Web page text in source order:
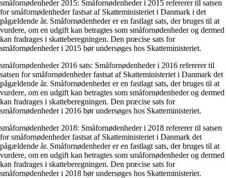
småfornødenheder 2015: Småfornødenheder i 2015 refererer til satsen
for småfornødenheder fastsat af Skatteministeriet i Danmark i det
pågældende år. Småfornødenheder er en fastlagt sats, der bruges til at
vurdere, om en udgift kan betragtes som småfornødenheder og dermed
kan fradrages i skatteberegningen. Den præcise sats for
småfornødenheder i 2015 bør undersøges hos Skatteministeriet.
småfornødenheder 2016 sats: Småfornødenheder i 2016 refererer til
satsen for småfornødenheder fastsat af Skatteministeriet i Danmark det
pågældende år. Småfornødenheder er en fastlagt sats, der bruges til at
vurdere, om en udgift kan betragtes som småfornødenheder og dermed
kan fradrages i skatteberegningen. Den præcise sats for
småfornødenheder i 2016 bør undersøges hos Skatteministeriet.
småfornødenheder 2018: Småfornødenheder i 2018 refererer til satsen
for småfornødenheder fastsat af Skatteministeriet i Danmark det
pågældende år. Småfornødenheder er en fastlagt sats, der bruges til at
vurdere, om en udgift kan betragtes som småfornødenheder og dermed
kan fradrages i skatteberegningen. Den præcise sats for
småfornødenheder i 2018 bør undersøges hos Skatteministeriet.